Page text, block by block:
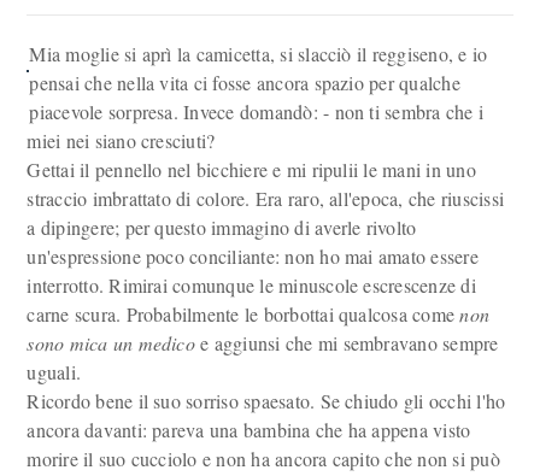
Mia moglie si aprì la camicetta, si slacciò il reggiseno, e io
pensai che nella vita ci fosse ancora spazio per qualche
piacevole sorpresa. Invece domandò: - non ti sembra che i
miei nei siano cresciuti?
Gettai il pennello nel bicchiere e mi ripulii le mani in uno
straccio imbrattato di colore. Era raro, all'epoca, che riuscissi
a dipingere; per questo immagino di averle rivolto
un'espressione poco conciliante: non ho mai amato essere
interrotto. Rimirai comunque le minuscole escrescenze di
carne scura. Probabilmente le borbottai qualcosa comenon
sono mica un medicoe aggiunsi che mi sembravano sempre
uguali.
Ricordo bene il suo sorriso spaesato. Se chiudo gli occhi l'ho
ancora davanti: pareva una bambina che ha appena visto
morire il suo cucciolo e non ha ancora capito che non si può